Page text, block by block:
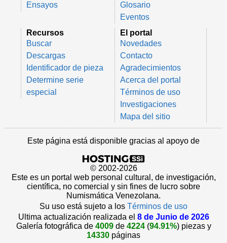
Ensayos
Glosario
Eventos
Recursos
Buscar
Descargas
Identificador de pieza
Determine serie
especial
El portal
Novedades
Contacto
Agradecimientos
Acerca del portal
Términos de uso
Investigaciones
Mapa del sitio
Este página está disponible gracias al apoyo de
© 2002-2026
Este es un portal web personal cultural, de investigación,
científica, no comercial y sin fines de lucro sobre
Numismática Venezolana.
Su uso está sujeto a los Términos de uso
Ultima actualización realizada el 8 de Junio de 2026
Galería fotográfica de 4009de 4224(94.91%) piezas y
14330 páginas